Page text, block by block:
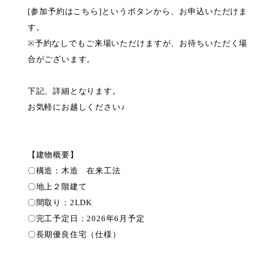
[参加予約はこちら]というボタンから、お申込いただけま
す。
※予約なしでもご来場いただけますが、お待ちいただく場
合がございます。
下記、詳細となります。
お気軽にお越しください♪
【建物概要】
〇構造：木造 在来工法
〇地上２階建て
〇間取り：2LDK
〇完工予定日：2026年6月予定
〇長期優良住宅（仕様）